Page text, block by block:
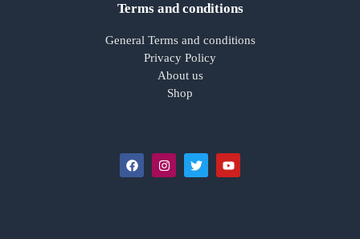
Terms and conditions
General Terms and conditions
Privacy Policy
About us
Shop